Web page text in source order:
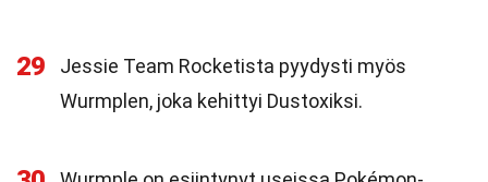
29
Jessie Team Rocketista pyydysti myös
Wurmplen, joka kehittyi Dustoxiksi.